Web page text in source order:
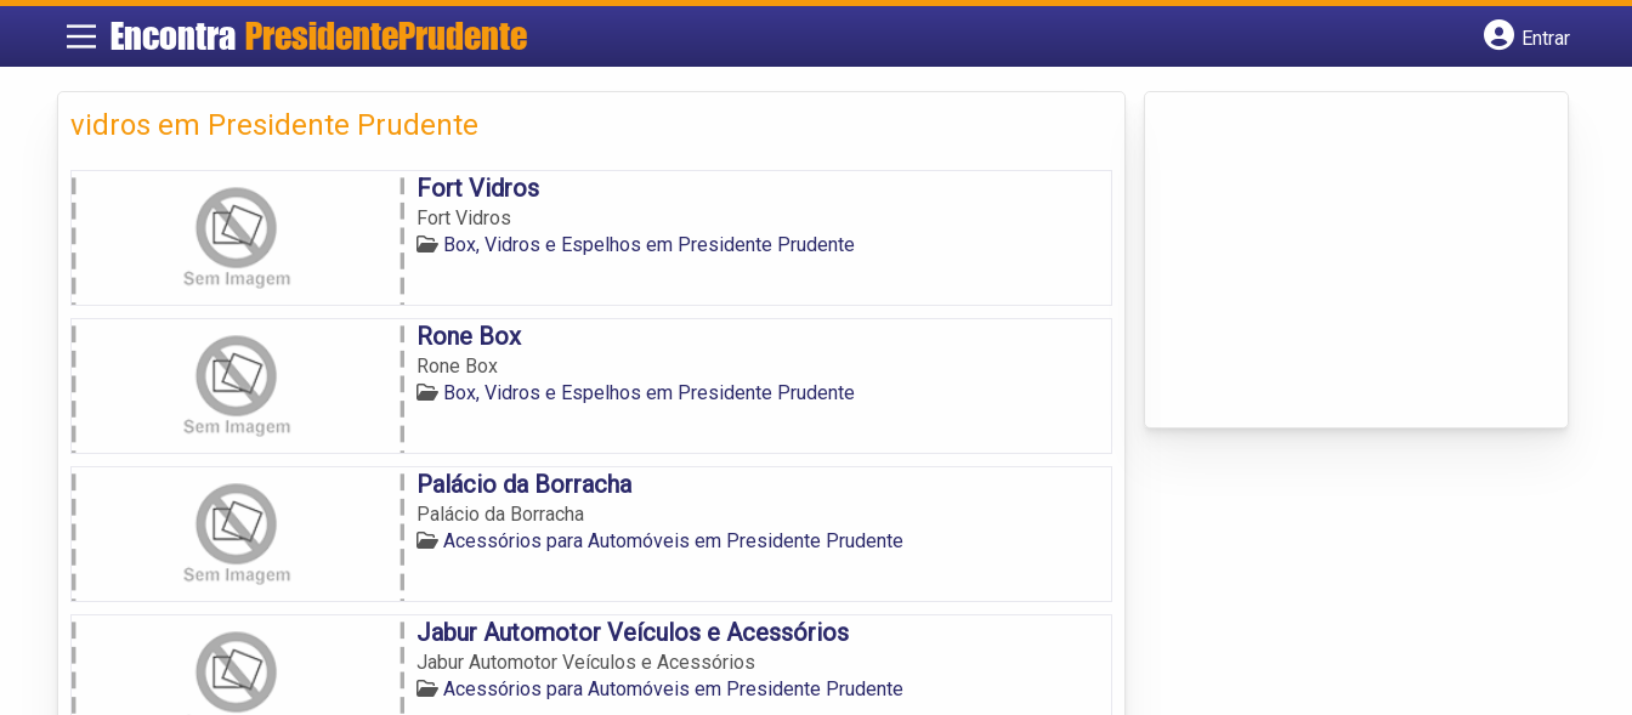
Encontra PresidentePrudente
Entrar
vidros em Presidente Prudente
Fort Vidros
Fort Vidros
Box, Vidros e Espelhos em Presidente Prudente
Rone Box
Rone Box
Box, Vidros e Espelhos em Presidente Prudente
Palácio da Borracha
Palácio da Borracha
Acessórios para Automóveis em Presidente Prudente
Jabur Automotor Veículos e Acessórios
Jabur Automotor Veículos e Acessórios
Acessórios para Automóveis em Presidente Prudente